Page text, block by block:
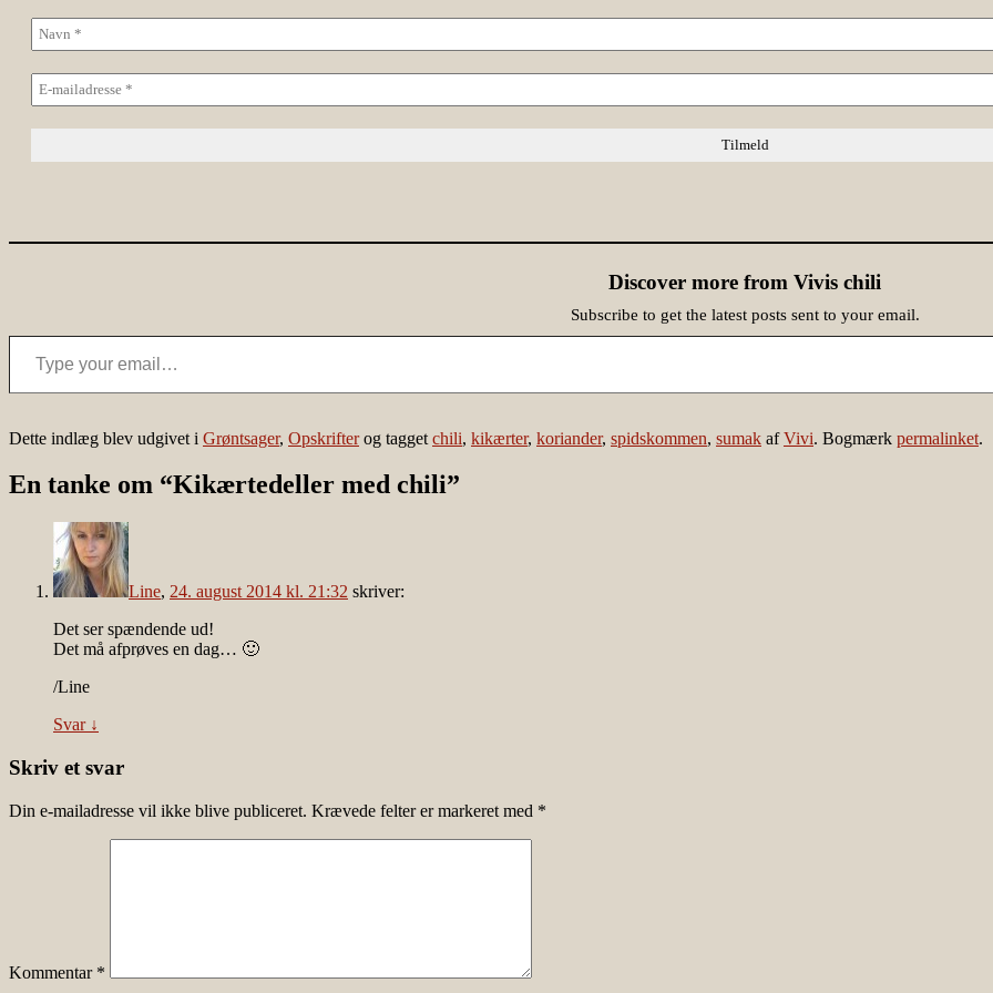
Discover more from Vivis chili
Subscribe to get the latest posts sent to your email.
Type your email…
Dette indlæg blev udgivet i Grøntsager, Opskrifterog tagget chili, kikærter, koriander, spidskommen, sumak afVivi. Bogmærk permalinket.
En tanke om “Kikærtedeller med chili”
Line, 24. august 2014 kl. 21:32 skriver:
Det ser spændende ud!
Det må afprøves en dag… 🙂
/Line
Svar ↓
Skriv et svar
Din e-mailadresse vil ikke blive publiceret. Krævede felter er markeret med *
Kommentar *